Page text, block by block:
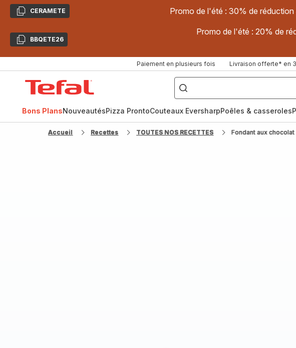
CopierCERAMETE Promo de l'été : 30% de
CopierBBQETE26
Promo de l'été : 20% de
Paiement en plusieurs fois Livraison offerte* en
["Poêles
inox,
Cake
Factory,
Bons PlansNouveautésPizza ProntoCouteaux EversharpPoêles & casseroles
Accueil Recettes TOUTES NOS RECETTES Fondant aux